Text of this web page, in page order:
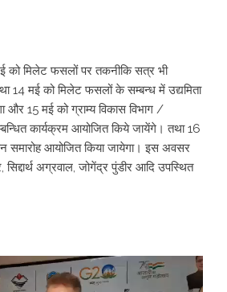
को मिलेट फसलों पर तकनीकि सत्र भी
14 मई को मिलेट फसलों के सम्बन्ध में उद्यमिता
और 15 मई को ग्राम्य विकास विभाग /
कार्यक्रम आयोजित किये जायेंगे। तथा 16
समारोह आयोजित किया जायेगा। इस अवसर
अग्रवाल, जोगेंद्र पुंडीर आदि उपस्थित